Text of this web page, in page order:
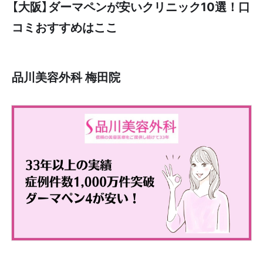
【大阪】ダーマペンが安いクリニック10選！口
コミおすすめはここ
品川美容外科 梅田院